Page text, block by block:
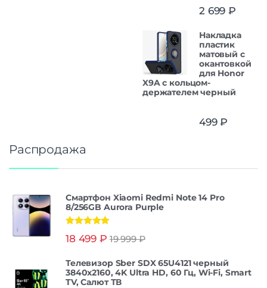
2 699 ₽
Накладка
пластик
матовый с
окантовкой
для Honor
X9A с кольцом-
держателем черный
499₽
Распродажа
Смартфон Xiaomi Redmi Note 14 Pro
8/256GB Aurora Purple
из 5
18 499 ₽ 19 999₽
Телевизор Sber SDX 65U4121 черный
3840x2160, 4K Ultra HD, 60 Гц, Wi-Fi, Smart
TV, Салют ТВ